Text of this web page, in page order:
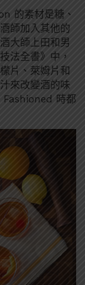
的素材是糖、
師加入其他的
大師上田和男
法全書》中，
片、萊姆片和
來改變酒的味
Fashioned 時都